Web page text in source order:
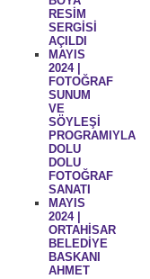
RESİM
SERGİSİ
AÇILDI
MAYIS
2024 |
FOTOĞRAF
SUNUM
VE
SÖYLEŞİ
PROGRAMIYLA
DOLU
DOLU
FOTOĞRAF
SANATI
MAYIS
2024 |
ORTAHİSAR
BELEDİYE
BASKANI
AHMET